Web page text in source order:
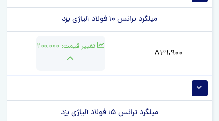
میلگرد ترانس 10 فولاد آلیاژی یزد
831,900
تغییر قیمت: 200,000
میلگرد ترانس 15 فولاد آلیاژی یزد